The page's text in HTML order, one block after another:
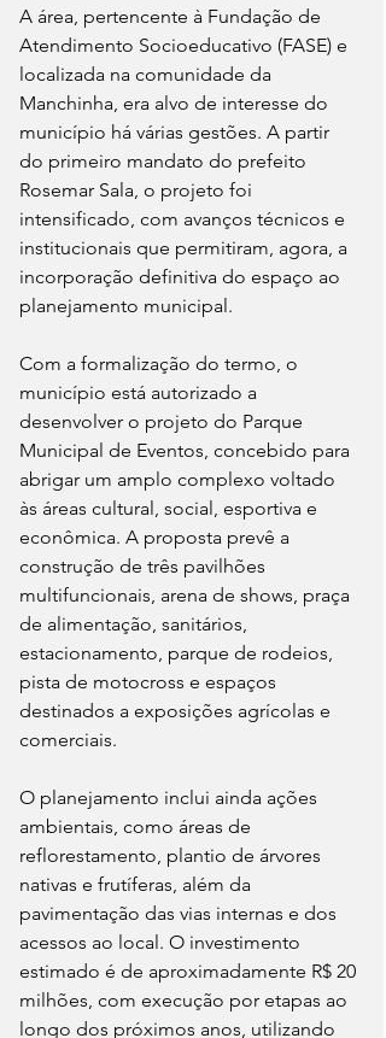
A área, pertencente à Fundação de
Atendimento Socioeducativo (FASE) e
localizada na comunidade da
Manchinha, era alvo de interesse do
município há várias gestões. A partir
do primeiro mandato do prefeito
Rosemar Sala, o projeto foi
intensificado, com avanços técnicos e
institucionais que permitiram, agora, a
incorporação definitiva do espaço ao
planejamento municipal.
Com a formalização do termo, o
município está autorizado a
desenvolver o projeto do Parque
Municipal de Eventos, concebido para
abrigar um amplo complexo voltado
às áreas cultural, social, esportiva e
econômica. A proposta prevê a
construção de três pavilhões
multifuncionais, arena de shows, praça
de alimentação, sanitários,
estacionamento, parque de rodeios,
pista de motocross e espaços
destinados a exposições agrícolas e
comerciais.
O planejamento inclui ainda ações
ambientais, como áreas de
reflorestamento, plantio de árvores
nativas e frutíferas, além da
pavimentação das vias internas e dos
acessos ao local. O investimento
estimado é de aproximadamente R$ 20
milhões, com execução por etapas ao
longo dos próximos anos, utilizando